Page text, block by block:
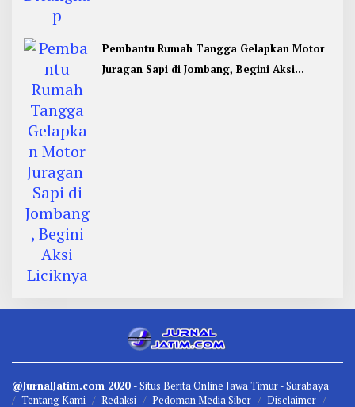
Pembantu Rumah Tangga Gelapkan Motor
Juragan Sapi di Jombang, Begini Aksi
@JurnalJatim.com 2020 - Situs BeritaOnline Jawa Timur -Surabaya
Tentang Kami
Redaksi Pedoman Media Siber
Disclaimer